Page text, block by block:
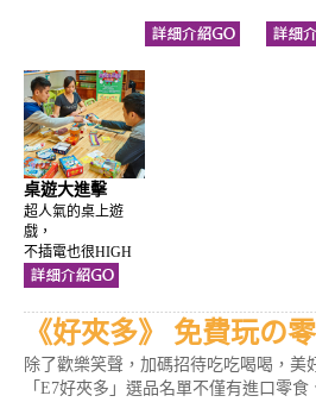
桌遊大進擊
超人氣的桌上遊
戲，
不插電也很HIGH
《好夾多》 免費玩の
除了歡樂笑聲，加碼招待吃吃喝喝，美
「E7好夾多」選品名單不僅有進口零